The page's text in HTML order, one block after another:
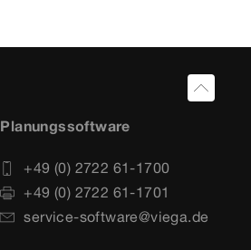
Planungssoftware
+49 (0) 2722 61-1700
+49 (0) 2722 61-1701
service-software@viega.de